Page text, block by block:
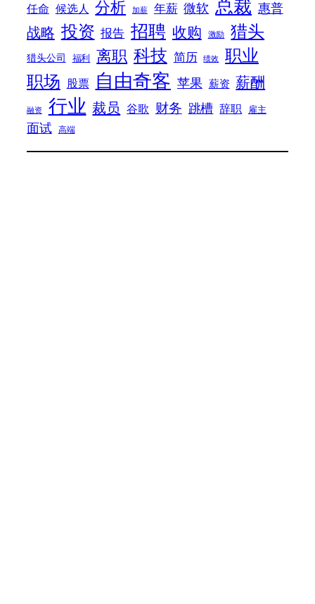
任命 候选人 分析 加薪 年薪 微软 总裁 惠普
战略 投资 报告 招聘 收购 激励 猎头
猎头公司 福利 离职 科技 简历 绩效 职业
职场 股票 自由奇客 苹果 薪资 薪酬
融资 行业 裁员 谷歌 财务 跳槽 辞职 雇主
面试 高端